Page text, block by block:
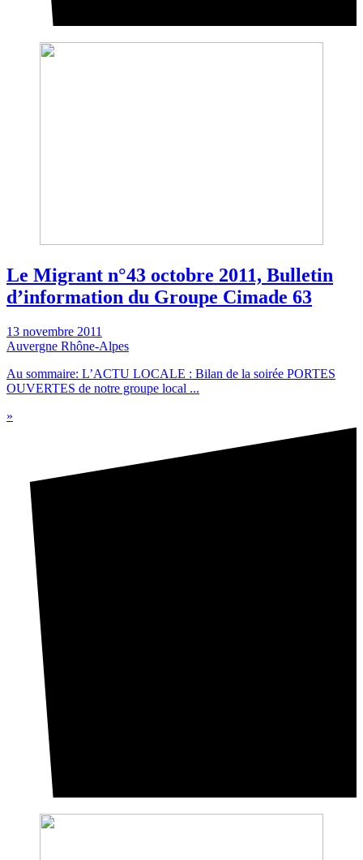
Le Migrant n°43 octobre 2011, Bulletin
d’information du Groupe Cimade 63
13 novembre 2011
Auvergne Rhône-Alpes
Au sommaire: L’ACTU LOCALE : Bilan de la soirée PORTES
OUVERTES de notre groupe local ...
»